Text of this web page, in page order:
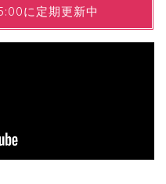
に定期更新中